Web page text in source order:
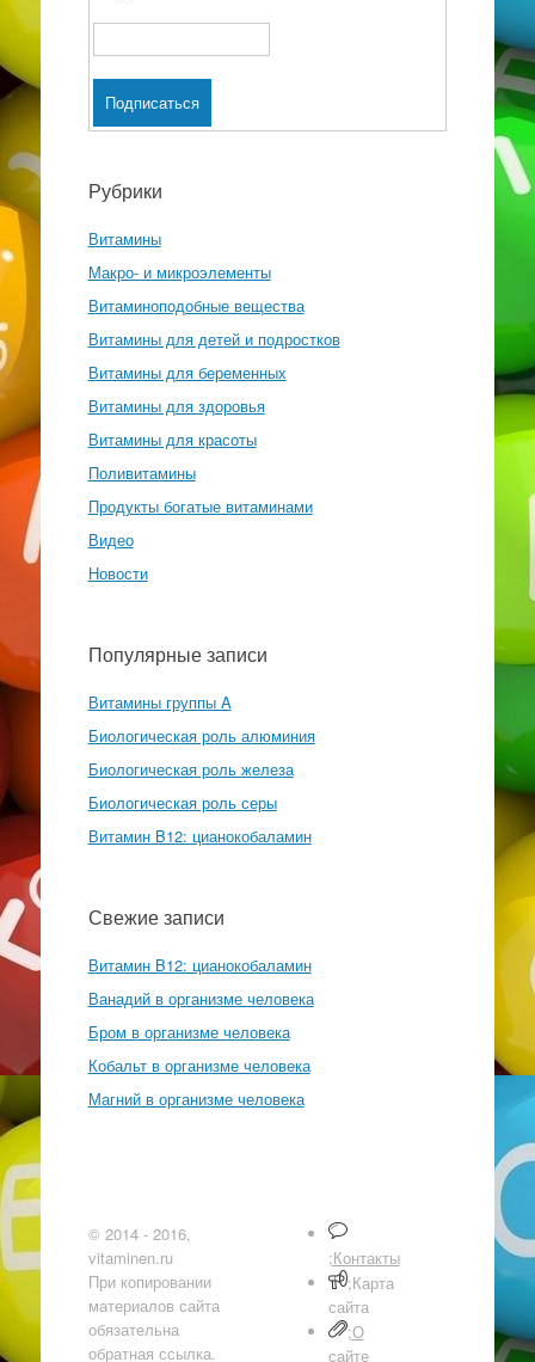
Рубрики
Витамины
Макро- и микроэлементы
Витаминоподобные вещества
Витамины для детей и подростков
Витамины для беременных
Витамины для здоровья
Витамины для красоты
Поливитамины
Продукты богатые витаминами
Видео
Новости
Популярные записи
Витамины группы A
Биологическая роль алюминия
Биологическая роль железа
Биологическая роль серы
Витамин B12: цианокобаламин
Свежие записи
Витамин B12: цианокобаламин
Ванадий в организме человека
Бром в организме человека
Кобальт в организме человека
Магний в организме человека
© 2014 - 2016,
vitaminen.ru
При копировании
материалов сайта
обязательна
обратная ссылка.
;Контакты
;Карта
сайта
;О
сайте